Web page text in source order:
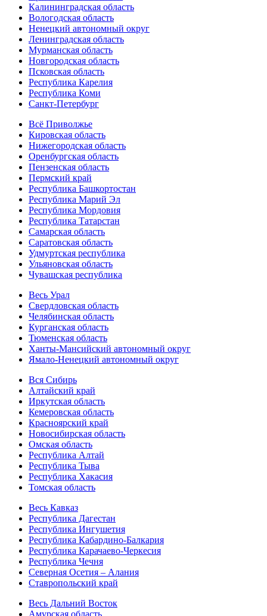
Калининградская область
Вологодская область
Ненецкий автономный округ
Ленинградская область
Мурманская область
Новгородская область
Псковская область
Республика Карелия
Республика Коми
Санкт-Петербург
Всё Приволжье
Кировская область
Нижегородская область
Оренбургская область
Пензенская область
Пермский край
Республика Башкортостан
Республика Марий Эл
Республика Мордовия
Республика Татарстан
Самарская область
Саратовская область
Удмуртская республика
Ульяновская область
Чувашская республика
Весь Урал
Свердловская область
Челябинская область
Курганская область
Тюменская область
Ханты-Мансийский автономный округ
Ямало-Ненецкий автономный округ
Вся Сибирь
Алтайский край
Иркутская область
Кемеровская область
Красноярский край
Новосибирская область
Омская область
Республика Алтай
Республика Тыва
Республика Хакасия
Томская область
Весь Кавказ
Республика Дагестан
Республика Ингушетия
Республика Кабардино-Балкария
Республика Карачаево-Черкесия
Республика Чечня
Северная Осетия – Алания
Ставропольский край
Весь Дальний Восток
Амурская область